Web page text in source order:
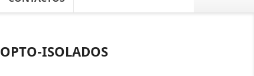
ISOLADOS